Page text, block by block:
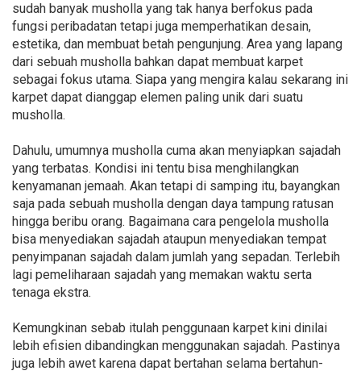
sudah banyak musholla yang tak hanya berfokus pada
fungsi peribadatan tetapi juga memperhatikan desain,
estetika, dan membuat betah pengunjung. Area yang lapang
dari sebuah musholla bahkan dapat membuat karpet
sebagai fokus utama. Siapa yang mengira kalau sekarang ini
karpet dapat dianggap elemen paling unik dari suatu
musholla.
Dahulu, umumnya musholla cuma akan menyiapkan sajadah
yang terbatas. Kondisi ini tentu bisa menghilangkan
kenyamanan jemaah. Akan tetapi di samping itu, bayangkan
saja pada sebuah musholla dengan daya tampung ratusan
hingga beribu orang. Bagaimana cara pengelola musholla
bisa menyediakan sajadah ataupun menyediakan tempat
penyimpanan sajadah dalam jumlah yang sepadan. Terlebih
lagi pemeliharaan sajadah yang memakan waktu serta
tenaga ekstra.
Kemungkinan sebab itulah penggunaan karpet kini dinilai
lebih efisien dibandingkan menggunakan sajadah. Pastinya
juga lebih awet karena dapat bertahan selama bertahun-